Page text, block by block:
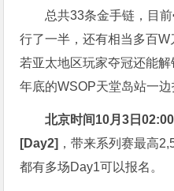
总共33条金手链，目前
行了一半，还有相当多百W
若亚太地区玩家夺冠还能
年底的WSOP天堂岛站一边
北京时间10月3日
[Day2] ，带来系列赛最高
都有多场Day1可以报名。